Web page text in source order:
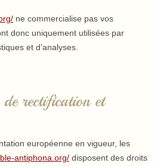
ne commercialise pas vos
donc uniquement utilisées par
et d’analyses.
rectification et
européenne en vigueur, les
antiphona.org/ disposent des droits